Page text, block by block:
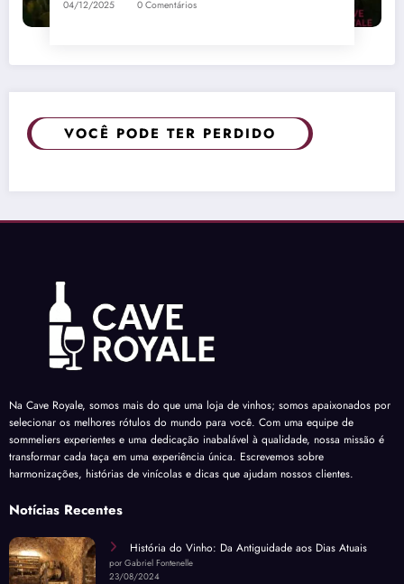
04/12/2025 0 Comentários
VOCÊ PODE TER PERDIDO
Na Cave Royale, somos mais do que uma loja de vinhos; somos apaixonados por
selecionar os melhores rótulos do mundo para você. Com uma equipe de
sommeliers experientes e uma dedicação inabalável à qualidade, nossa missão é
transformar cada taça em uma experiência única. Escrevemos sobre
harmonizações, histórias de vinícolas e dicas que ajudam nossos clientes.
Notícias Recentes
História do Vinho: Da Antiguidade aos Dias Atuais
por Gabriel Fontenelle
23/08/2024